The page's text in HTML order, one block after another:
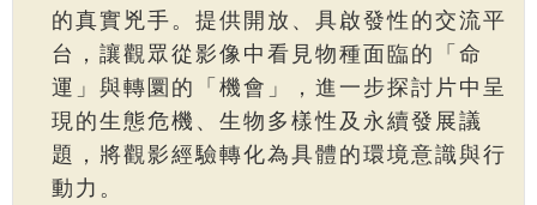
的真實兇手。提供開放、具啟發性的交流平
台，讓觀眾從影像中看見物種面臨的「命
運」與轉圜的「機會」，進一步探討片中呈
現的生態危機、生物多樣性及永續發展議
題，將觀影經驗轉化為具體的環境意識與行
動力。